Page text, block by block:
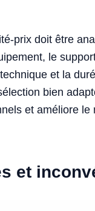
prix doit être
le
et la
bien
et améliore le
et